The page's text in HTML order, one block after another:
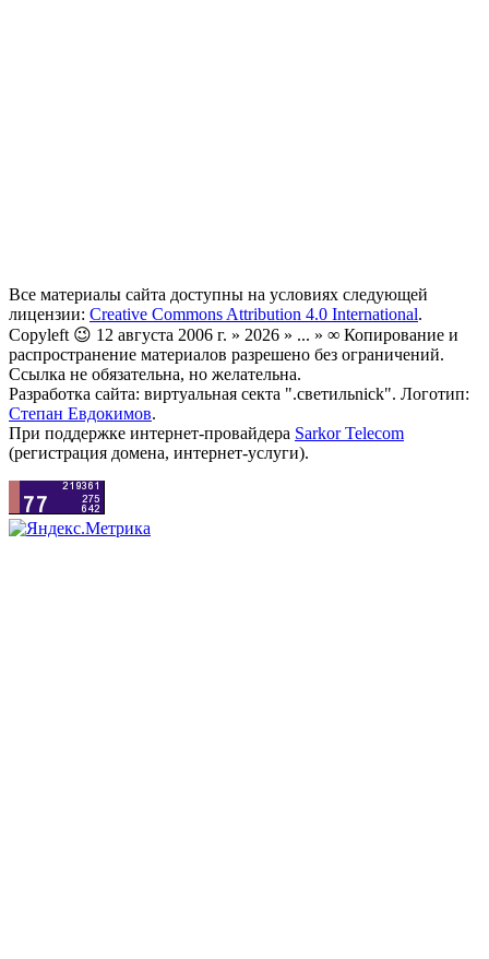
Все материалы сайта доступны на условиях следующей
лицензии: Creative Commons Attribution 4.0 International.
Copyleft 😉 12 августа 2006 г. » 2026 » ... » ∞ Копирование и
распространение материалов разрешено без ограничений.
Ссылка не обязательна, но желательна.
Разработка сайта: виртуальная секта ".светильnick". Логотип:
Степан Евдокимов.
При поддержке интернет-провайдера Sarkor Telecom
(регистрация домена, интернет-услуги).